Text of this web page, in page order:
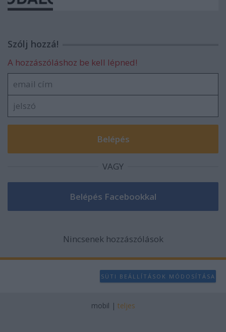
Szólj hozzá!
A hozzászóláshoz be kell lépned!
VAGY
Nincsenek hozzászólások
SÜTI BEÁLLÍTÁSOK MÓDOSÍTÁSA
mobil | teljes